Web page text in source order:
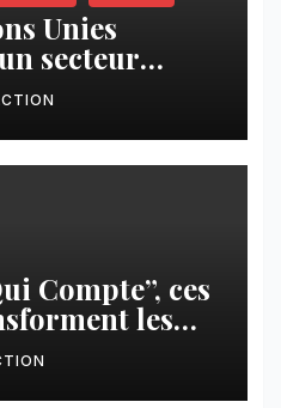
Unies
secteur
et
Compte”, ces
les